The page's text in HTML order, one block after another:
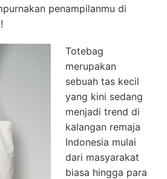
penampilanmu di
Totebag
merupakan
sebuah tas kecil
yang kini sedang
menjadi trend di
kalangan remaja
Indonesia mulai
dari masyarakat
biasa hingga para